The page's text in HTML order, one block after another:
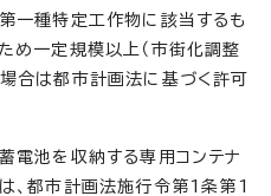
一種特定工作物に該当するも
め一定規模以上（市街化調整
合は都市計画法に基づく許可
電池を収納する専用コンテナ
、都市計画法施行令第1条第1